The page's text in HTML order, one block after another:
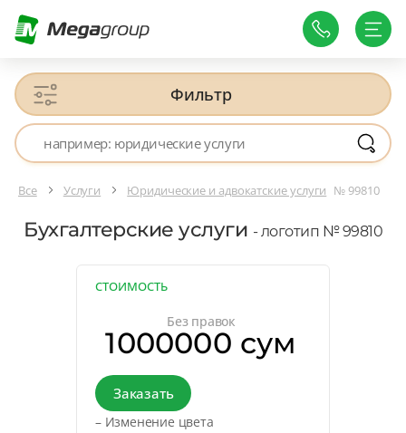
Фильтр
Все Услуги Юридические и адвокатские услуги № 99810
Бухгалтерские услуги - логотип № 99810
СТОИМОСТЬ
Без правок
1000000 сум
Заказать
– Изменение цвета